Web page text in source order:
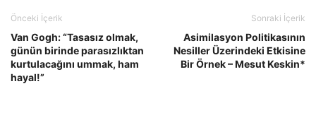
Önceki İçerik
Van Gogh: “Tasasız olmak,
günün birinde parasızlıktan
kurtulacağını ummak, ham
hayal!”
Sonraki İçerik
Asimilasyon Politikasının
Nesiller Üzerindeki Etkisine
Bir Örnek – Mesut Keskin*